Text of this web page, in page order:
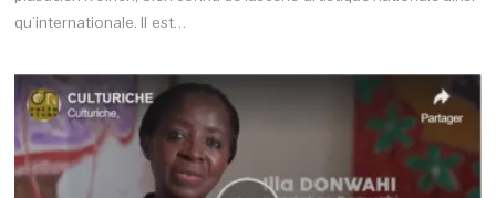
qu’internationale. Il est…